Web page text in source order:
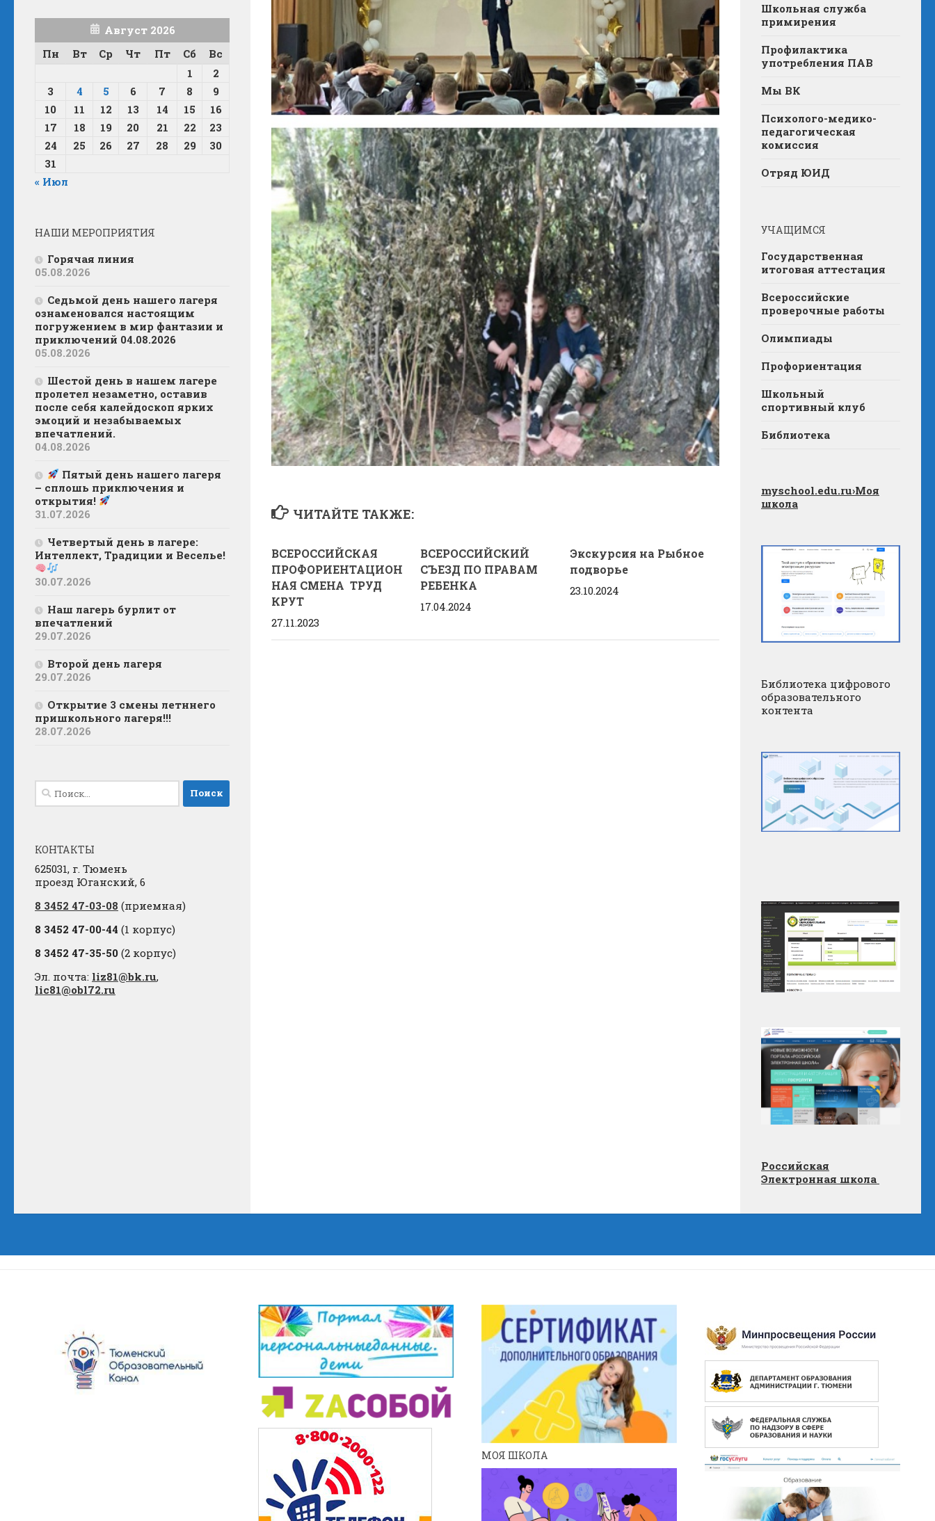
ЧИТАЙТЕ ТАКЖЕ:
ВСЕРОССИЙСКАЯ
ПРОФОРИЕНТАЦИОН
НАЯ СМЕНА ТРУД
КРУТ
27.11.2023
ВСЕРОССИЙСКИЙ
СЪЕЗД ПО ПРАВАМ
РЕБЕНКА
17.04.2024
Экскурсия на Рыбное
подворье
23.10.2024
Август 2026
Пн
Вт Ср Чт Пт Сб
Вс
1
2
3
4 5 6 7 8
9
10
11 12 13 14 15
16
17
18 19 20 21 22
23
24
25 26 27 28 29
30
31
« Июл
НАШИ МЕРОПРИЯТИЯ
Горячая линия
05.08.2026
Седьмой день нашего лагеря
ознаменовался настоящим
погружением в мир фантазии и
приключений 04.08.2026
05.08.2026
Шестой день в нашем лагере
пролетел незаметно, оставив
после себя калейдоскоп ярких
эмоций и незабываемых
впечатлений.
04.08.2026
Пятый день нашего лагеря
– сплошь приключения и
открытия!
31.07.2026
Четвертый день в лагере:
Интеллект, Традиции и Веселье!
30.07.2026
Наш лагерь бурлит от
впечатлений
29.07.2026
Второй день лагеря
29.07.2026
Открытие 3 смены летннего
пришкольного лагеря!!!
28.07.2026
Найти:
КОНТАКТЫ
625031, г. Тюмень
проезд Юганский, 6
8 3452 47-03-08 (приемная)
8 3452 47-00-44 (1 корпус)
8 3452 47-35-50 (2 корпус)
Эл. почта: liz81@bk.ru,
lic81@obl72.ru
Школьная служба
примирения
Профилактика
употребления ПАВ
Мы ВК
Психолого-медико-
педагогическая
комиссия
Отряд ЮИД
УЧАЩИМСЯ
Государственная
итоговая аттестация
Всероссийские
проверочные работы
Олимпиады
Профориентация
Школьный
спортивный клуб
Библиотека
myschool.edu.ru›Моя
школа
Библиотека цифрового
образовательного
контента
Российская
Электронная школа
МОЯ ШКОЛА